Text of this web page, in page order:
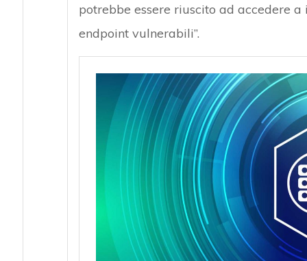
potrebbe essere riuscito ad accedere
endpoint vulnerabili”.